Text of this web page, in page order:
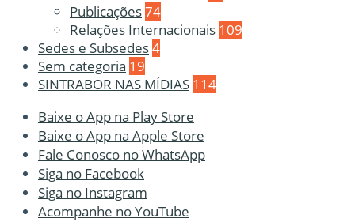
Publicações74
Relações Internacionais 109
Sedes e Subsedes4
Sem categoria 19
SINTRABOR NAS MÍDIAS 114
Baixe o App na Play Store
Baixe o App na Apple Store
Fale Conosco no WhatsApp
Siga no Facebook
Siga no Instagram
Acompanhe no YouTube